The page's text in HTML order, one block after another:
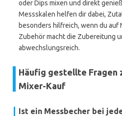
oder Dips mixen und direkt
Messskalen helfen dir dabei,
besonders hilfreich, wenn du auf
Zubehör macht die Zubereitung
abwechslungsreich.
Häufig gestellte Fragen
Mixer-Kauf
Ist ein Messbecher bei